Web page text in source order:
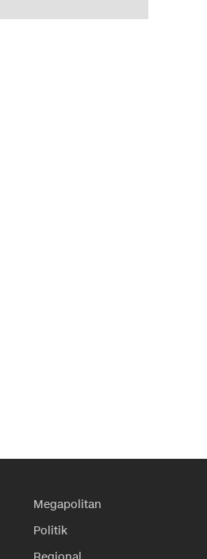
Megapolitan
Politik